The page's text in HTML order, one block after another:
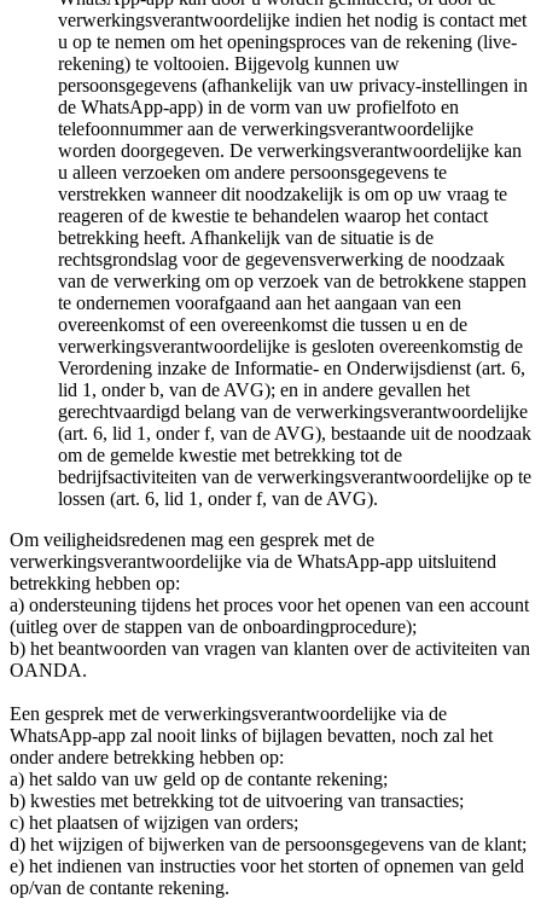
verwerkingsverantwoordelijke indien het nodig is contact met
u op te nemen om het openingsproces van de rekening (live-
rekening) te voltooien. Bijgevolg kunnen uw
persoonsgegevens (afhankelijk van uw privacy-instellingen in
de WhatsApp-app) in de vorm van uw profielfoto en
telefoonnummer aan de verwerkingsverantwoordelijke
worden doorgegeven. De verwerkingsverantwoordelijke kan
u alleen verzoeken om andere persoonsgegevens te
verstrekken wanneer dit noodzakelijk is om op uw vraag te
reageren of de kwestie te behandelen waarop het contact
betrekking heeft. Afhankelijk van de situatie is de
rechtsgrondslag voor de gegevensverwerking de noodzaak
van de verwerking om op verzoek van de betrokkene stappen
te ondernemen voorafgaand aan het aangaan van een
overeenkomst of een overeenkomst die tussen u en de
verwerkingsverantwoordelijke is gesloten overeenkomstig de
Verordening inzake de Informatie- en Onderwijsdienst (art. 6,
lid 1, onder b, van de AVG); en in andere gevallen het
gerechtvaardigd belang van de verwerkingsverantwoordelijke
(art. 6, lid 1, onder f, van de AVG), bestaande uit de noodzaak
om de gemelde kwestie met betrekking tot de
bedrijfsactiviteiten van de verwerkingsverantwoordelijke op te
lossen (art. 6, lid 1, onder f, van de AVG).
Om veiligheidsredenen mag een gesprek met de
verwerkingsverantwoordelijke via de WhatsApp-app uitsluitend
betrekking hebben op:
a) ondersteuning tijdens het proces voor het openen van een account
(uitleg over de stappen van de onboardingprocedure);
b) het beantwoorden van vragen van klanten over de activiteiten van
OANDA.
Een gesprek met de verwerkingsverantwoordelijke via de
WhatsApp-app zal nooit links of bijlagen bevatten, noch zal het
onder andere betrekking hebben op:
a) het saldo van uw geld op de contante rekening;
b) kwesties met betrekking tot de uitvoering van transacties;
c) het plaatsen of wijzigen van orders;
d) het wijzigen of bijwerken van de persoonsgegevens van de klant;
e) het indienen van instructies voor het storten of opnemen van geld
op/van de contante rekening.